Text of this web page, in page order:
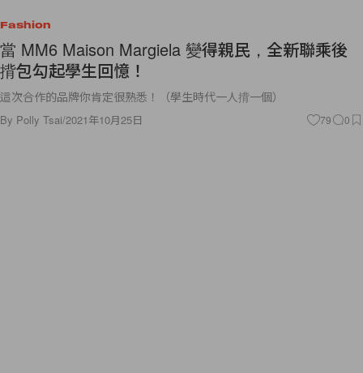
Fashion
當 MM6 Maison Margiela 變得親民，全新聯乘後
揹包勾起學生回憶！
這次合作的品牌你肯定很熟悉！（學生時代一人揹一個）
By Polly Tsai/2021年10月25日 79 0